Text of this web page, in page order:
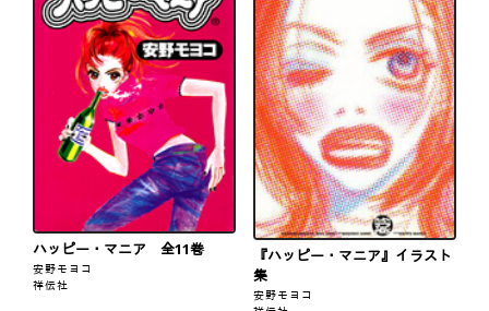
ハッピー・マニア 全11巻
安野モヨコ
祥伝社
『ハッピー・マニア』イラスト
集
安野モヨコ